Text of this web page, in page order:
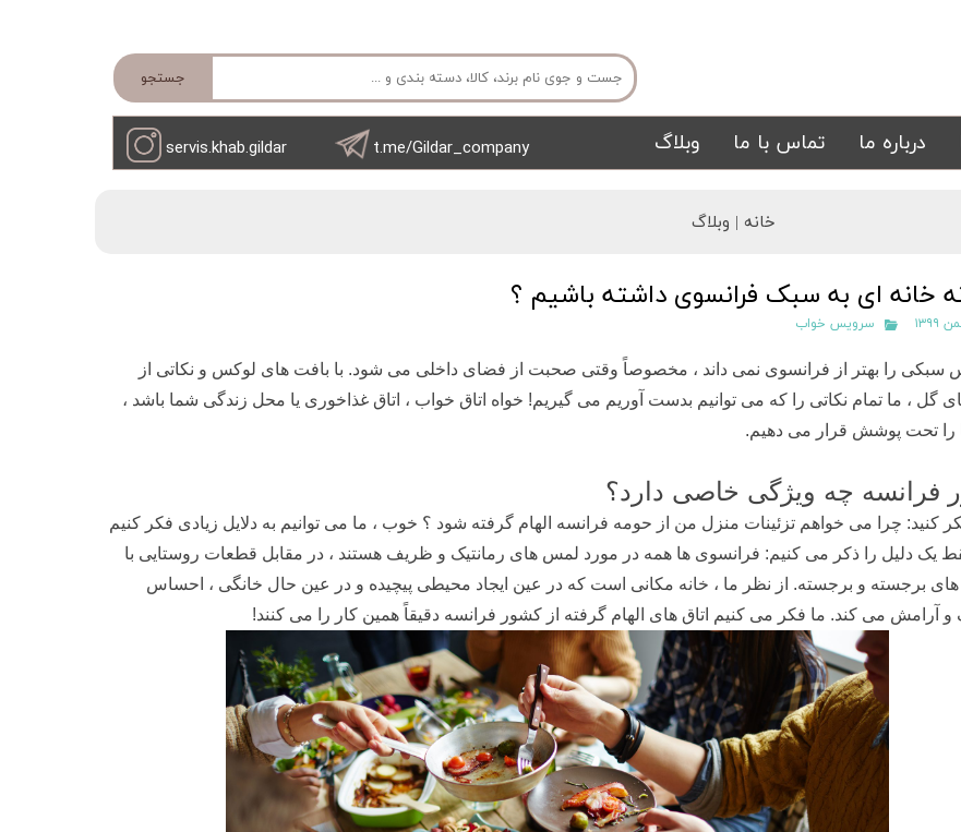
جستجو
تشک
درباره ما تماس با ما وبلاگ t.me/Gildar_company
servis.khab.gildar
خانه | وبلاگ
خانه ای به سبک فرانسوی داشته باشیم ؟
سرویس خواب
سبکی را بهتر از فرانسوی نمی داند ، مخصوصاً وقتی صحبت از فضای داخلی می شود. با بافت های لوکس و نکاتی از
گل ، ما تمام نکاتی را که می توانیم بدست آوریم می گیریم! خواه اتاق خواب ، اتاق غذاخوری یا محل زندگی شما باشد ،
را تحت پوشش قرار می دهیم.
فرانسه چه ویژگی خاصی دارد؟
کنید: چرا می خواهم تزئینات منزل من از حومه فرانسه الهام گرفته شود ؟ خوب ، ما می توانیم به دلایل زیادی فکر کنیم
یک دلیل را ذکر می کنیم: فرانسوی ها همه در مورد لمس های رمانتیک و ظریف هستند ، در مقابل قطعات روستایی با
برجسته و برجسته. از نظر ما ، خانه مکانی است که در عین ایجاد محیطی پیچیده و در عین حال خانگی ، احساس
و آرامش می کند. ما فکر می کنیم اتاق های الهام گرفته از کشور فرانسه دقیقاً همین کار را می کنند!